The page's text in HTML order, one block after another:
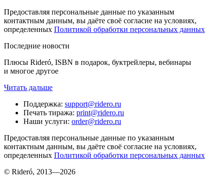
Предоставляя персональные данные по указанным
контактным данным, вы даёте своё согласие на условиях,
определенных Политикой обработки персональных данных
Последние новости
Плюсы Rideró, ISBN в подарок, буктрейлеры, вебинары
и многое другое
Читать дальше
Поддержка: support@ridero.ru
Печать тиража: print@ridero.ru
Наши услуги: order@ridero.ru
Предоставляя персональные данные по указанным
контактным данным, вы даёте своё согласие на условиях,
определенных Политикой обработки персональных данных
© Rideró, 2013—2026